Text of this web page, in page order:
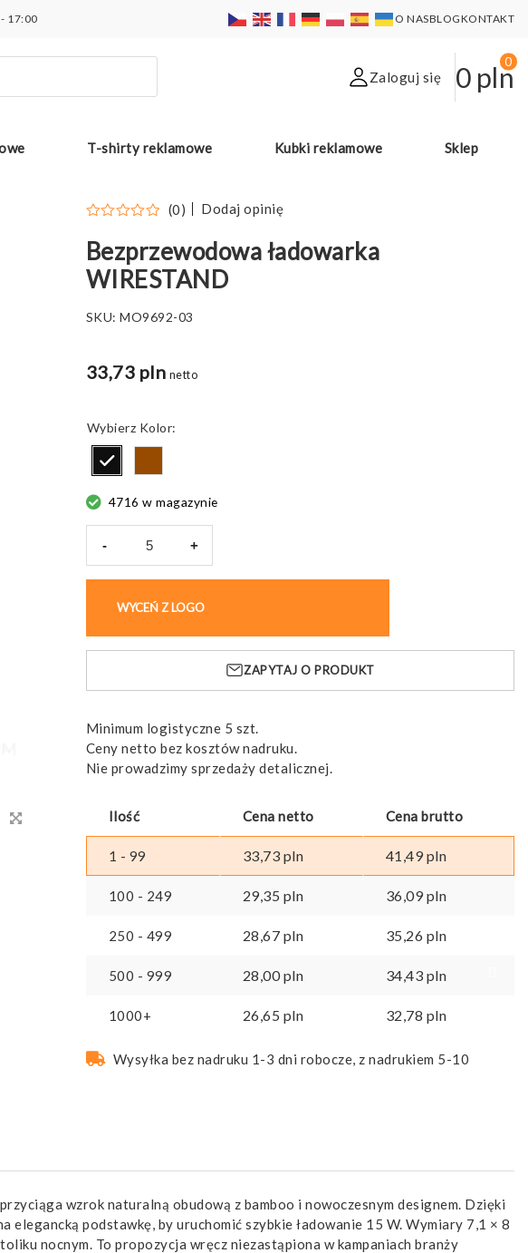
17:00 O NASBLOGKONTAKT
Zaloguj się 0 pln
0
T-shirty reklamowe Kubki reklamowe Sklep
(0) Dodaj opinię
Bezprzewodowa ładowarka
WIRESTAND
SKU:MO9692-03
33,73 pln netto
Kolor
4716 w magazynie
-
WIRESTAND
+
WYCEŃ Z LOGO
ZAPYTAJ O PRODUKT
Minimum logistyczne 5 szt.
Ceny netto bez kosztów nadruku.
Nie prowadzimy sprzedaży detalicznej.
Ilość Cena netto Cena brutto
1 - 99 33,73 pln 41,49pln
100 - 249 29,35 pln 36,09pln
250 - 499 28,67 pln 35,26 pln
500 - 999 28,00pln 34,43 pln
1000+ 26,65 pln 32,78 pln
Wysyłka bez nadruku 1-3 dni robocze, z nadrukiem 5-10
wzrok naturalną obudową z bamboo i nowoczesnym designem. Dzięki
podstawkę, by uruchomić szybkie ładowanie 15 W. Wymiary 7,1 × 8
nocnym. To propozycja wręcz niezastąpiona w kampaniach branży